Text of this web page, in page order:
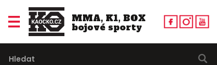
MMA, K1, BOX
bojové sporty